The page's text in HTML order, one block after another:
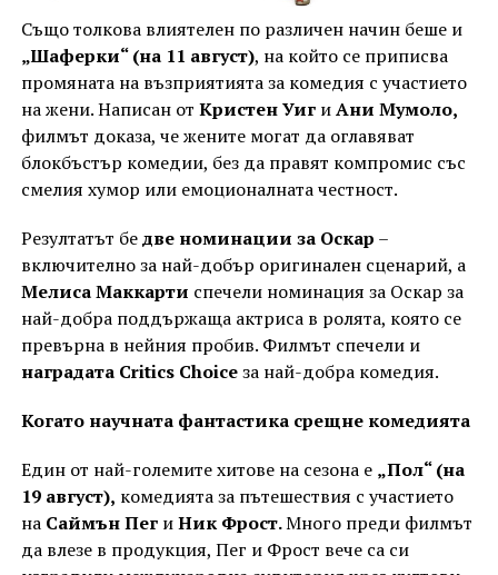
Също толкова влиятелен по различен начин беше и
„Шаферки“ (на 11 август), на който се приписва
промяната на възприятията за комедия с участието
на жени. Написан от Кристен УигиАни Мумоло,
филмът доказа, че жените могат да оглавяват
блокбъстър комедии, без да правят компромис със
смелия хумор или емоционалната честност.
Резултатът бедве номинации за Оскар –
включително за най-добър оригинален сценарий, а
Мелиса Маккарти спечели номинация за Оскар за
най-добра поддържаща актриса в ролята, която се
превърна в нейния пробив. Филмът спечели и
наградата Critics Choiceза най-добра комедия.
Когато научната фантастика срещне комедията
Един от най-големите хитове на сезона е „Пол“ (на
19 август), комедията за пътешествия с участието
на Саймън Пег иНик Фрост.Много преди филмът
да влезе в продукция, Пег и Фрост вече са си